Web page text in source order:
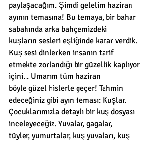
paylaşacağım. Şimdi gelelim haziran
ayının temasına! Bu temaya, bir bahar
sabahında arka bahçemizdeki
kuşların sesleri eşliğinde karar verdik.
Kuş sesi dinlerken insanın tarif
etmekte zorlandığı bir güzellik kaplıyor
içini... Umarım tüm haziran
böyle güzel hislerle geçer! Tahmin
edeceğiniz gibi ayın teması: Kuşlar.
Çocuklarımızla detaylı bir kuş dosyası
inceleyeceğiz. Yuvalar, gagalar,
tüyler, yumurtalar, kuş yuvaları, kuş